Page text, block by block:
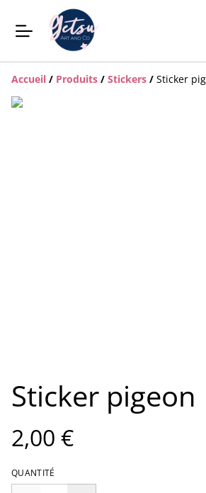
Accueil / Produits / Stickers / Sticker
Sticker pigeon
2,00 €
QUANTITÉ